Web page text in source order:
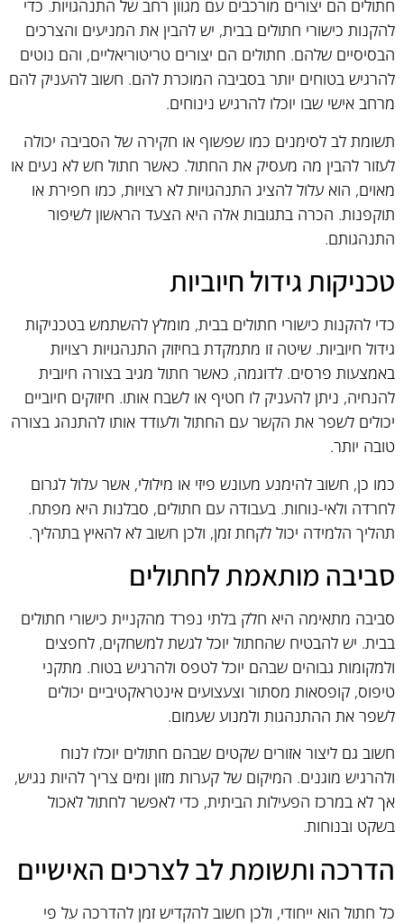
חתולים הם יצורים מורכבים עם מגוון רחב של התנהגויות. כדי
להקנות כישורי חתולים בבית, יש להבין את המניעים והצרכים
הבסיסיים שלהם. חתולים הם יצורים טריטוריאליים, והם נוטים
להרגיש בטוחים יותר בסביבה המוכרת להם. חשוב להעניק להם
מרחב אישי שבו יוכלו להרגיש נינוחים.
תשומת לב לסימנים כמו שפשוף או חקירה של הסביבה יכולה
לעזור להבין מה מעסיק את החתול. כאשר חתול חש לא נעים או
מאוים, הוא עלול להציג התנהגויות לא רצויות, כמו חפירת או
תוקפנות. הכרה בתגובות אלה היא הצעד הראשון לשיפור
התנהגותם.
טכניקות גידול חיוביות
כדי להקנות כישורי חתולים בבית, מומלץ להשתמש בטכניקות
גידול חיוביות. שיטה זו מתמקדת בחיזוק התנהגויות רצויות
באמצעות פרסים. לדוגמה, כאשר חתול מגיב בצורה חיובית
להנחיה, ניתן להעניק לו חטיף או לשבח אותו. חיזוקים חיוביים
יכולים לשפר את הקשר עם החתול ולעודד אותו להתנהג בצורה
טובה יותר.
כמו כן, חשוב להימנע מעונש פיזי או מילולי, אשר עלול לגרום
לחרדה ולאי-נוחות. בעבודה עם חתולים, סבלנות היא מפתח.
תהליך הלמידה יכול לקחת זמן, ולכן חשוב לא להאיץ בתהליך.
סביבה מותאמת לחתולים
סביבה מתאימה היא חלק בלתי נפרד מהקניית כישורי חתולים
בבית. יש להבטיח שהחתול יוכל לגשת למשחקים, לחפצים
ולמקומות גבוהים שבהם יוכל לטפס ולהרגיש בטוח. מתקני
טיפוס, קופסאות מסתור וצעצועים אינטראקטיביים יכולים
לשפר את ההתנהגות ולמנוע שעמום.
חשוב גם ליצור אזורים שקטים שבהם חתולים יוכלו לנוח
ולהרגיש מוגנים. המיקום של קערות מזון ומים צריך להיות נגיש,
אך לא במרכז הפעילות הביתית, כדי לאפשר לחתול לאכול
בשקט ובנוחות.
הדרכה ותשומת לב לצרכים האישיים
כל חתול הוא ייחודי, ולכן חשוב להקדיש זמן להדרכה על פי